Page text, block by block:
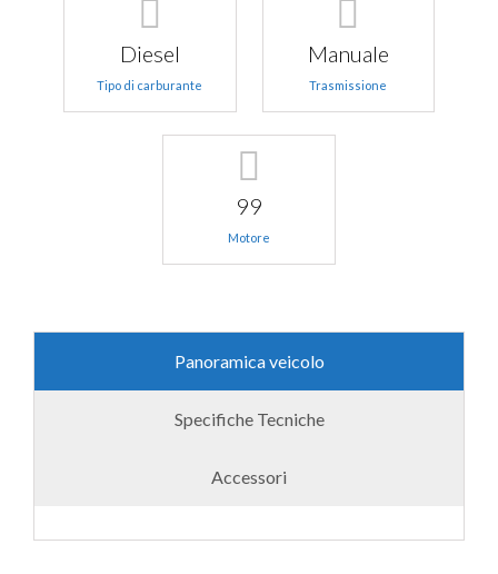
Diesel
Tipo di carburante
Manuale
Trasmissione
99
Motore
Panoramica veicolo
Specifiche Tecniche
Accessori